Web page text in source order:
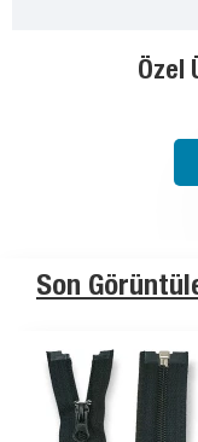
Fermuar
Son